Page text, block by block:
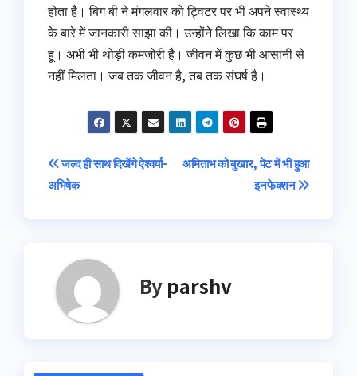
होता है। बिग बी ने मंगलवार को ट्विटर पर भी अपने स्वास्थ्य
के बारे में जानकारी साझा की। उन्होंने लिखा कि काम पर
हूं। अभी भी थोड़ी कमजोरी है। जीवन में कुछ भी आसानी से
नहीं मिलता। जब तक जीवन है, तब तक संघर्ष है।
Post
navigation
अमिताभ को बुखार, पेट में भी हुआ
इनफेक्शन
जल्द ही साथ दिखेंगे ऐश्वर्या-
अभिषेक
By parshv